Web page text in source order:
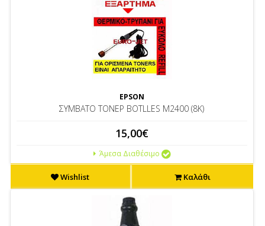
EPSON
ΣΥΜΒΑΤΟ ΤΟΝΕΡ BOTLLES M2400 (8K)
15,00€
Άμεσα Διαθέσιμο
Wishlist Καλάθι